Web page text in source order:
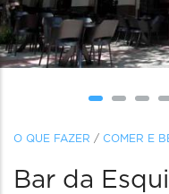
O QUE FAZER / COMER E
Bar da